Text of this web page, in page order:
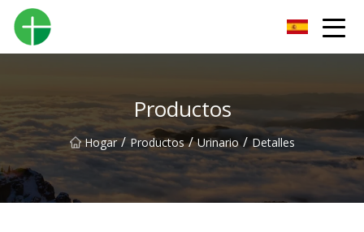
Productos
Hogar / Productos / Urinario / Detalles